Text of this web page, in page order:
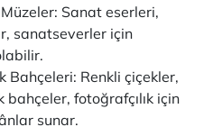
Sanat eserleri,
sanatseverler için
Bahçeleri: Renkli çiçekler,
fotoğrafçılık için
sunar.